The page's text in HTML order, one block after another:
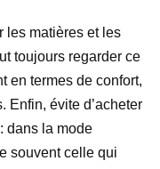
les matières et les
toujours regarder ce
en termes de confort,
Enfin, évite d’acheter
dans la mode
souvent celle qui